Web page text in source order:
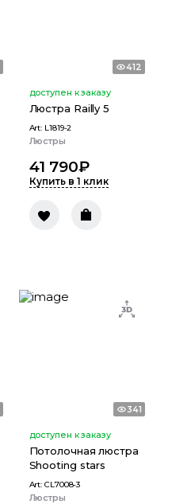
412
доступен к заказу
Люстра Railly 5
Art: L1819-2
Люстры
41 790₽
Купить в 1 клик
341
доступен к заказу
Потолочная люстра
Shooting stars
Art: CL7008-3
Люстры